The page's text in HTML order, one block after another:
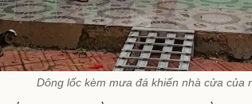
Dông lốc kèm mưa đá khiến nhà cửa của